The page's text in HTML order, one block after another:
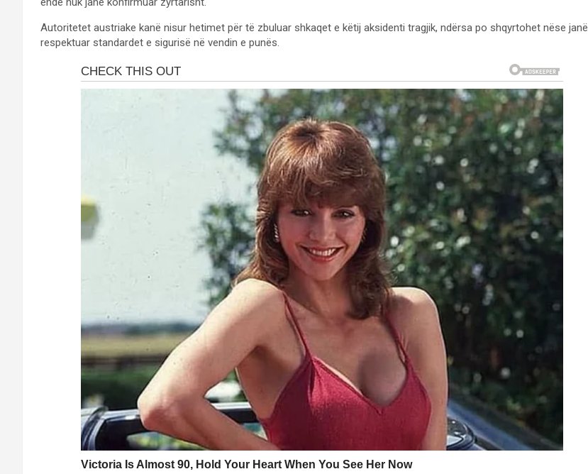
Autoritetet austriake kanë nisur hetimet për të zbuluar shkaqet e këtij aksidenti tragjik, ndërsa po shqyrtohet nëse janë
respektuar standardet e sigurisë në vendin e punës.